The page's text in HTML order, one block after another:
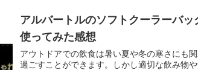
アルバートルのソフトクーラーバ
使ってみた感想
アウトドアでの飲食は暑い夏や冬の寒さにも
過ごすことができます。しかし適切な飲み物